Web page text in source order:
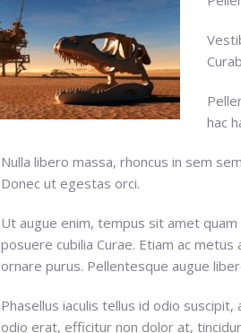
hac
Nulla libero massa, rhoncus in sem
Donec ut egestas orci.
Ut augue enim, tempus sit amet
posuere cubilia Curae. Etiam ac
ornare purus. Pellentesque augue
Phasellus iaculis tellus id odio
odio erat, efficitur non dolor at,